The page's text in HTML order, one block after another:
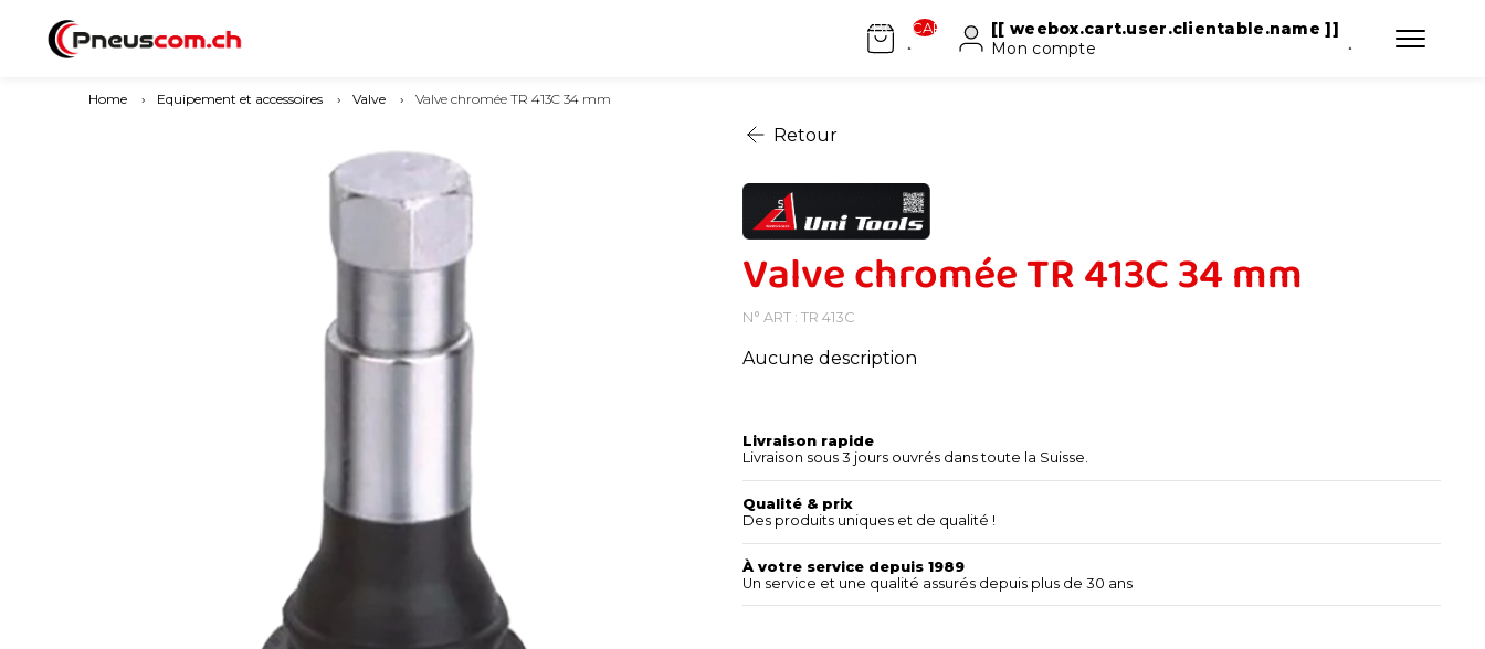
[[ WEEBOX.CART.COUNT ]][[ weebox.cart.user.clientable.name ]]
Mon compte
Home › Equipement et accessoires › Valve › Valve chromée TR 413C 34 mm
Retour
Valve chromée TR 413C 34 mm
N° ART : TR 413C
Aucune description
Livraison rapide
Livraison sous 3 jours ouvrés dans toute la Suisse.
Qualité & prix
Des produits uniques et de qualité !
À votre service depuis 1989
Un service et une qualité assurés depuis plus de 30 ans